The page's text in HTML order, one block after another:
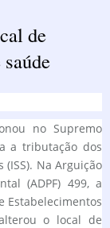
de
no Supremo
a tributação dos
Na Arguição
(ADPF) 499, a
Estabelecimentos
o local de